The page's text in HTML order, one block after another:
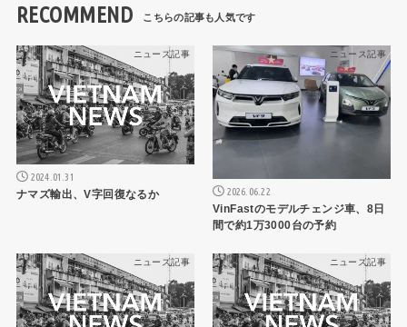
RECOMMEND
ニュース記事
2024.01.31
ナマズ輸出、V字回復なるか
ニュース記事
2026.06.22
VinFastのモデルチェンジ車、8日
間で約1万3000台の予約
ニュース記事 ニュース記事